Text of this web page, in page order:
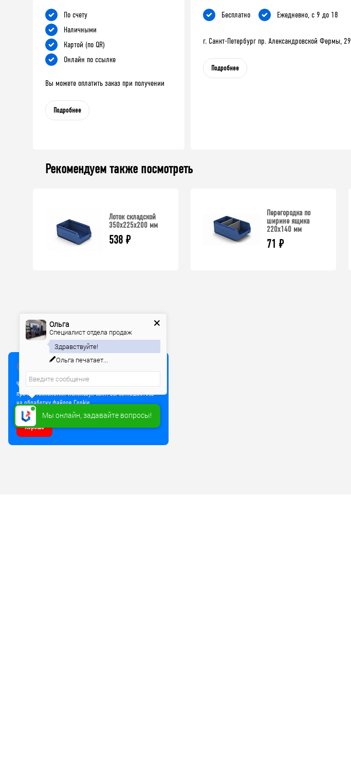
По счету
Наличными
Картой (по QR)
Онлайн по ссылке
Вы можете оплатить заказ при получении
Подробнее
Бесплатно Ежедневно, с 9 до 18
г. Санкт-Петербург пр. Александровской Фермы, 29
Подробнее
Рекомендуем также посмотреть
Лоток складской
350x225x200 мм
538 ₽
Перегородка по
ширине ящика
220х140 мм
71 ₽
Чтобы улучшить работу сайта, мы используем Cookie и
прочие технологии. Используя сайт, вы соглашаетесь
на обработку файлов Cookie
Хорошо
Мы онлайн, задавайте вопросы!
Ольга
Специалист отдела продаж
Здравствуйте!
Ольга печатает...